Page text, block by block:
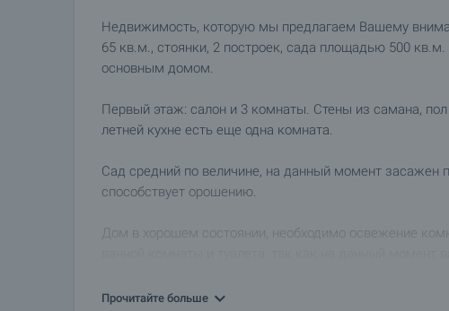
Недвижимость, которую мы предлагаем Вашему
65 кв.м., стоянки, 2 построек, сада площадью 500
основным домом.
Первый этаж: салон и 3 комнаты. Стены из самана,
летней кухне есть еще одна комната.
Сад средний по величине, на данный момент засажен
способствует орошению.
Дом в хорошем состоянии, необходимо освежение
Прочитайте больше